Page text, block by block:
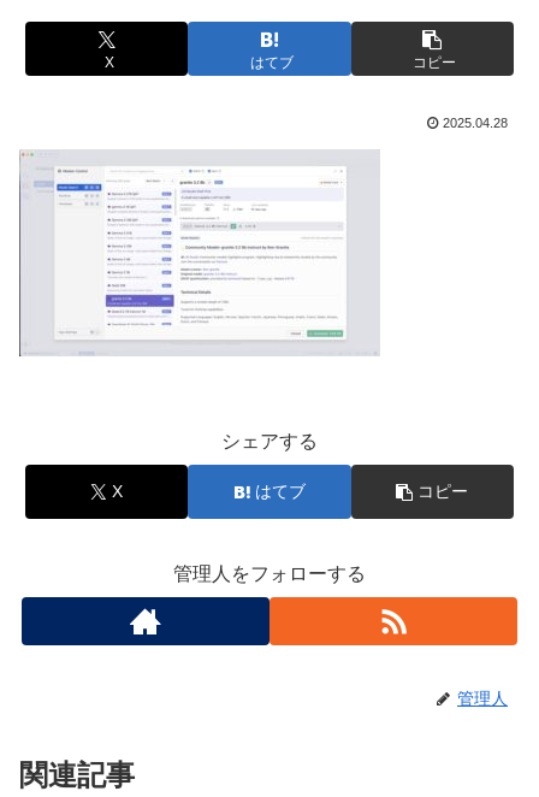
X はてブ コピー
2025.04.28
シェアする
X はてブ コピー
管理人をフォローする
管理人
関連記事